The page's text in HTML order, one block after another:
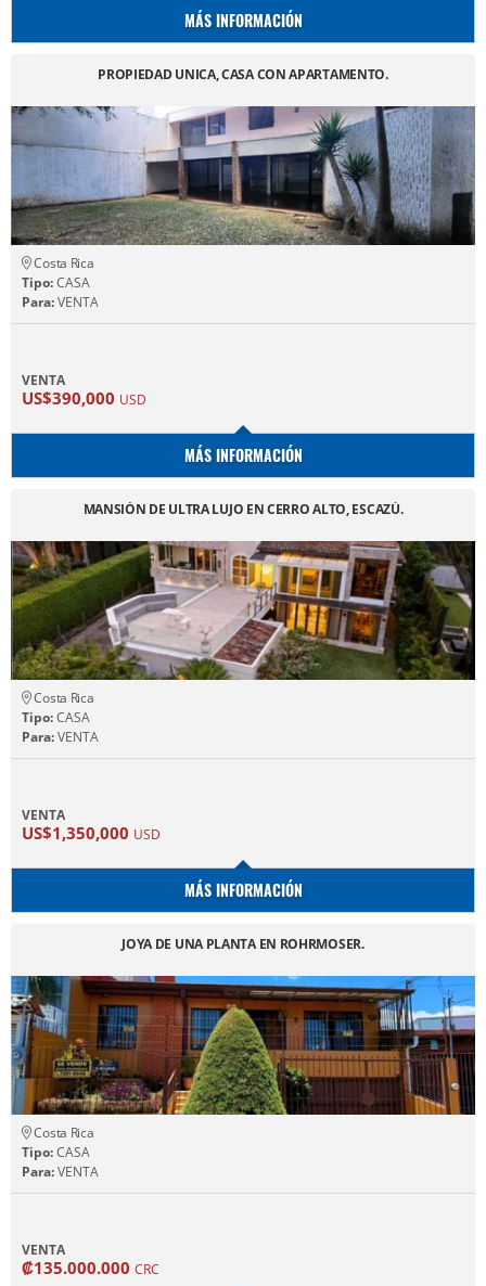
MÁS INFORMACIÓN
PROPIEDAD UNICA, CASA CON APARTAMENTO.
Costa Rica
Tipo:CASA
Para:VENTA
VENTA
US$390,000 USD
MÁS INFORMACIÓN
MANSIÓN DE ULTRA LUJO EN CERRO ALTO, ESCAZÚ.
Costa Rica
Tipo:CASA
Para:VENTA
VENTA
US$1,350,000 USD
MÁS INFORMACIÓN
JOYA DE UNA PLANTA EN ROHRMOSER.
Costa Rica
Tipo:CASA
Para:VENTA
VENTA
₡135.000.000 CRC